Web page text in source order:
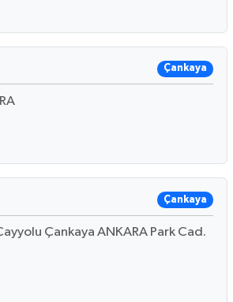
Çankaya
Çankaya
Çankaya ANKARA Park Cad.